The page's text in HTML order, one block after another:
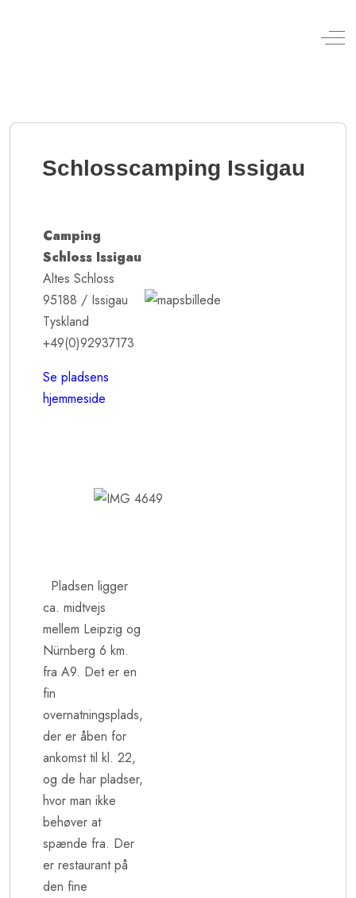
Off-
Schlosscamping Issigau
Camping
Schloss Issigau
Altes Schloss
95188 / Issigau
Tyskland
+49(0)92937173
Se pladsens
hjemmeside
Pladsen ligger
ca. midtvejs
mellem Leipzig og
Nürnberg 6 km.
fra A9. Det er en
fin
overnatningsplads,
der er åben for
ankomst til kl. 22,
og de har pladser,
hvor man ikke
behøver at
spænde fra. Der
er restaurant på
den fine